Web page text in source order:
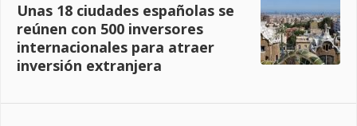
Unas 18 ciudades españolas se
reúnen con 500 inversores
internacionales para atraer
inversión extranjera